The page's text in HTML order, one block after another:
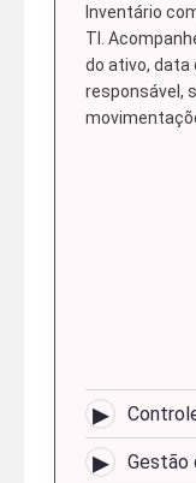
Inventário
TI.
do ativo, data
responsável,
▸
▸ Gestão